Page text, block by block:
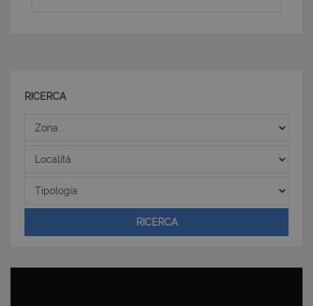
RICERCA
Zona
Località
Tipologia
RICERCA